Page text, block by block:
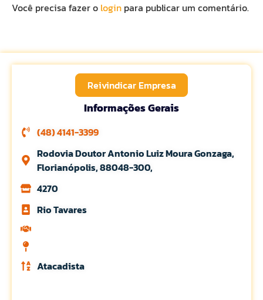
Você precisa fazer o login para publicar um comentário.
Reivindicar Empresa
Informações Gerais
(48) 4141-3399
Rodovia Doutor Antonio Luiz Moura Gonzaga,
Florianópolis, 88048-300,
4270
Rio Tavares
Atacadista